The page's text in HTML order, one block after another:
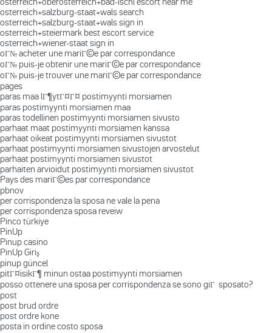
osterreich+salzburg-staat+wals search
osterreich+salzburg-staat+wals sign in
osterreich+steiermark best escort service
osterreich+wiener-staat sign in
oГ№ acheter une mariГ©e par correspondance
oГ№ puis-je obtenir une mariГ©e par correspondance
oГ№ puis-je trouver une mariГ©e par correspondance
pages
paras maa lГ¶ytГ¤Г¤ postimyynti morsiamen
paras postimyynti morsiamen maa
paras todellinen postimyynti morsiamen sivusto
parhaat maat postimyynti morsiamen kanssa
parhaat oikeat postimyynti morsiamen sivustot
parhaat postimyynti morsiamen sivustojen arvostelut
parhaat postimyynti morsiamen sivustot
parhaiten arvioidut postimyynti morsiamen sivustot
Pays des mariГ©es par correspondance
pbnov
per corrispondenza la sposa ne vale la pena
per corrispondenza sposa reveiw
Pinco türkiye
PinUp
Pinup casino
PinUp Giriş
pinup güncel
pitГ¤isikГ¶ minun ostaa postimyynti morsiamen
posso ottenere una sposa per corrispondenza se sono giГ sposato?
post
post brud ordre
post ordre kone
posta in ordine costo sposa